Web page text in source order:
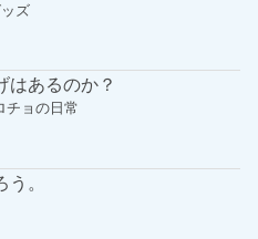
ズ
はあるのか？
チョの日常
。